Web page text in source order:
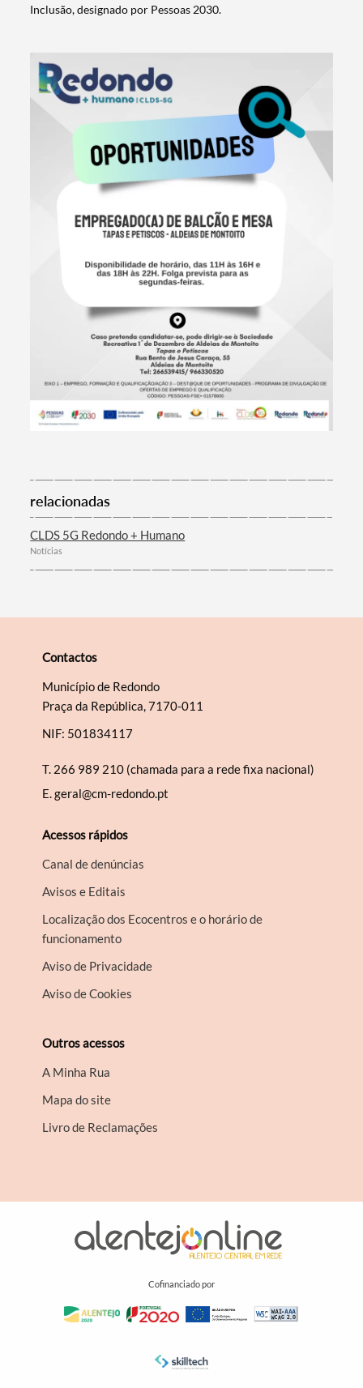
Termo de Pesquisa
Categorias gerais
Filtros
Inclusão, designado por Pessoas 2030.
relacionadas
CLDS 5G Redondo + Humano
Notícias
Contactos
Município de Redondo
Praça da República, 7170-011
NIF: 501834117
T. 266 989 210 (chamada para a rede fixa nacional)
E.geral@cm-redondo.pt
Acessos rápidos
Canal de denúncias
Avisos e Editais
Localização dos Ecocentros e o horário de
funcionamento
Aviso de Privacidade
Aviso de Cookies
Outros acessos
A Minha Rua
Mapa do site
Livro de Reclamações
Cofinanciado por